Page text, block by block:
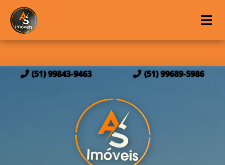
(51) 99843-9463 (51) 99689-5986